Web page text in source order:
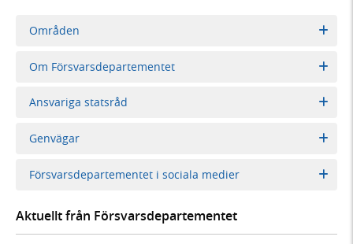
Områden
Om Försvarsdepartementet
Ansvariga statsråd
Genvägar
Försvarsdepartementet i sociala medier
Aktuellt från Försvarsdepartementet